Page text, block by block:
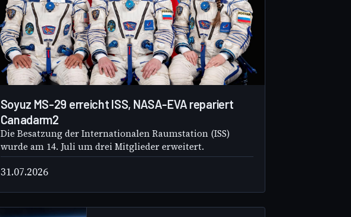
Soyuz MS-29 erreicht ISS, NASA-EVA repariert
Canadarm2
Die Besatzung der Internationalen Raumstation (ISS)
wurde am 14. Juli um drei Mitglieder erweitert.
31.07.2026